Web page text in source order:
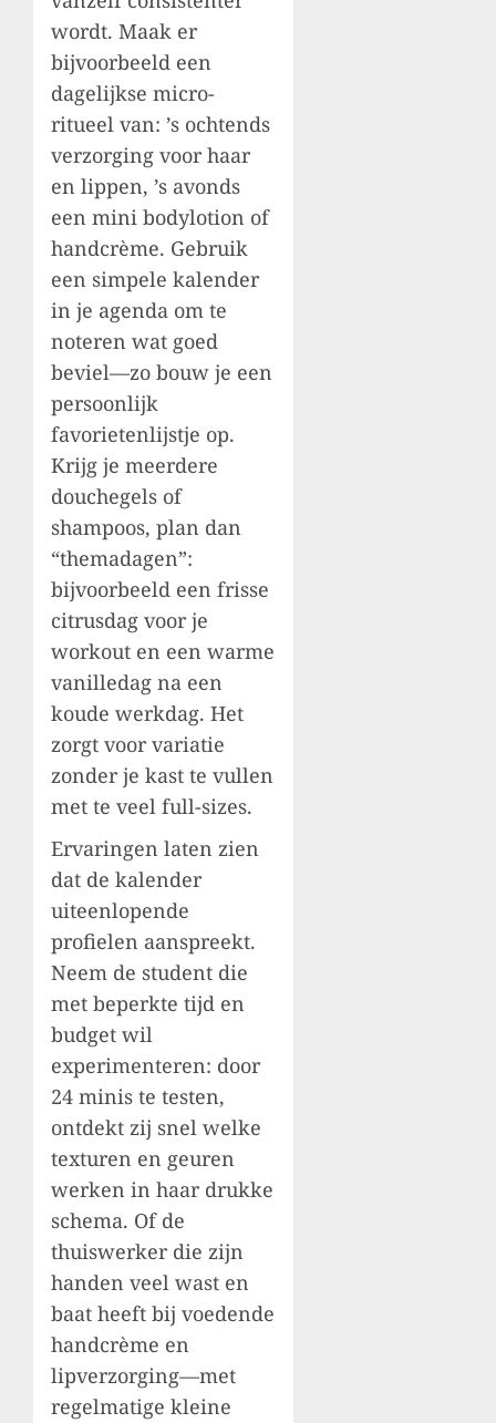
wordt. Maak er
bijvoorbeeld een
dagelijkse micro-
ritueel van: ’s ochtends
verzorging voor haar
en lippen, ’s avonds
een mini bodylotion of
handcrème. Gebruik
een simpele kalender
in je agenda om te
noteren wat goed
beviel—zo bouw je een
persoonlijk
favorietenlijstje op.
Krijg je meerdere
douchegels of
shampoos, plan dan
“themadagen”:
bijvoorbeeld een frisse
citrusdag voor je
workout en een warme
vanilledag na een
koude werkdag. Het
zorgt voor variatie
zonder je kast te vullen
met te veel full-sizes.
Ervaringen laten zien
dat de kalender
uiteenlopende
profielen aanspreekt.
Neem de student die
met beperkte tijd en
budget wil
experimenteren: door
24 minis te testen,
ontdekt zij snel welke
texturen en geuren
werken in haar drukke
schema. Of de
thuiswerker die zijn
handen veel wast en
baat heeft bij voedende
handcrème en
lipverzorging—met
regelmatige kleine